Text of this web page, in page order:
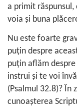
a primit
voia şi buna
Nu este foarte
puţin despre
puţin aflăm
instrui şi te voi
(Psalmul 32.8)? În
cunoaşterea